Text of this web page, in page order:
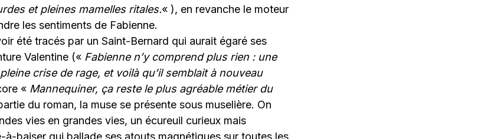
et pleines mamelles ritales.« ), en revanche le moteur
les sentiments de Fabienne.
été tracés par un Saint-Bernard qui aurait égaré ses
Valentine (« Fabienne n’y comprend plus rien : une
crise de rage, et voilà qu’il semblait à nouveau
« Mannequiner, ça reste le plus agréable métier du
du roman, la muse se présente sous muselière. On
vies en grandes vies, un écureuil curieux mais
à-baiser qui ballade ses atouts magnétiques sur toutes les